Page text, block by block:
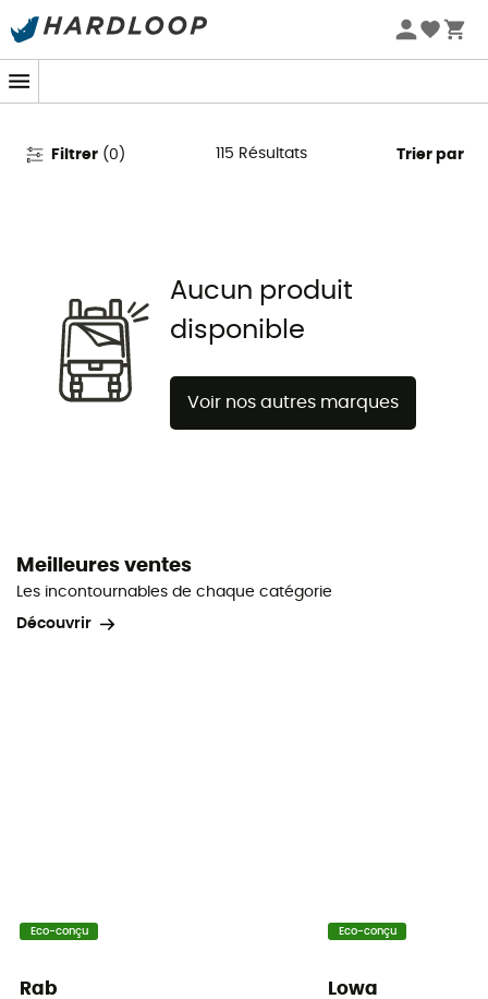
Promos d'été 🔥 -5 % EXTRA dès 2 produits* code Summer5
SRAM
Filtrer (0 ) 115 Résultats Trier par
Aucun produit
disponible
Voir nos autres marques
Meilleures ventes
Les incontournables de chaque catégorie
Découvrir
Eco-conçu
Rab
Eco-conçu
Lowa